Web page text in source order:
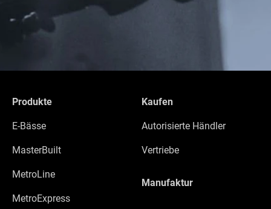
Produkte
E-Bässe
MasterBuilt
MetroLine
MetroExpress
Kaufen
Autorisierte Händler
Vertriebe
Manufaktur